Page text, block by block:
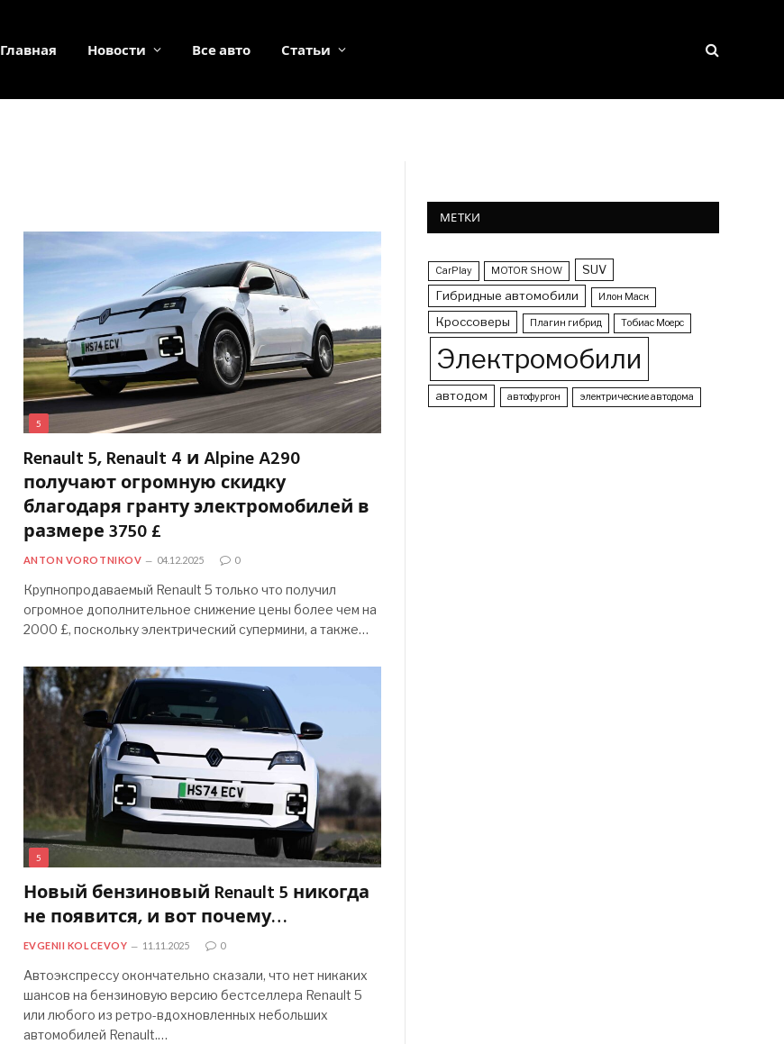
Главная Новости Все авто Статьи
5
Renault 5, Renault 4 и Alpine A290
получают огромную скидку
благодаря гранту электромобилей в
размере 3750 £
ANTON VOROTNIKOV 04.12.2025 0
Крупнопродаваемый Renault 5 только что получил
огромное дополнительное снижение цены более чем на
2000 £, поскольку электрический супермини, а также…
5
Новый бензиновый Renault 5 никогда
не появится, и вот почему…
EVGENII KOLCEVOY 11.11.2025 0
Автоэкспрессу окончательно сказали, что нет никаких
шансов на бензиновую версию бестселлера Renault 5
или любого из ретро-вдохновленных небольших
автомобилей Renault.…
МЕТКИ
CarPlay MOTOR SHOW
SUV
Гибридные автомобили
Илон Маск
Кроссоверы Плагин гибрид Тобиас Моерс
Электромобили
автодом автофургон электрические автодома